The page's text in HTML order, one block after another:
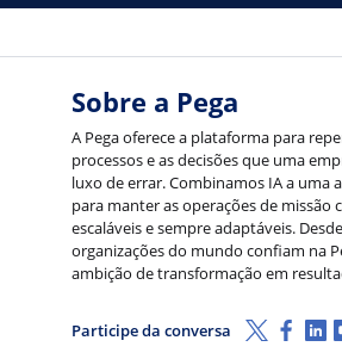
Sobre a Pega
A Pega oferece a plataforma para
processos e as decisões que uma
luxo de errar. Combinamos IA a
para manter as operações de missão
escaláveis e sempre adaptáveis.
organizações do mundo confiam na
ambição de transformação em
Participe da conversa X